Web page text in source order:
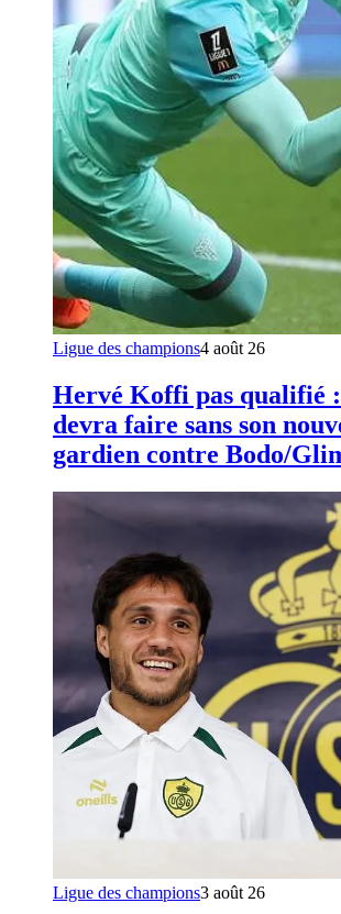
Ligue des champions4 août 26
Hervé Koffi pas qualifié
devra faire sans son
gardien contre Bodo/
Ligue des champions3 août 26